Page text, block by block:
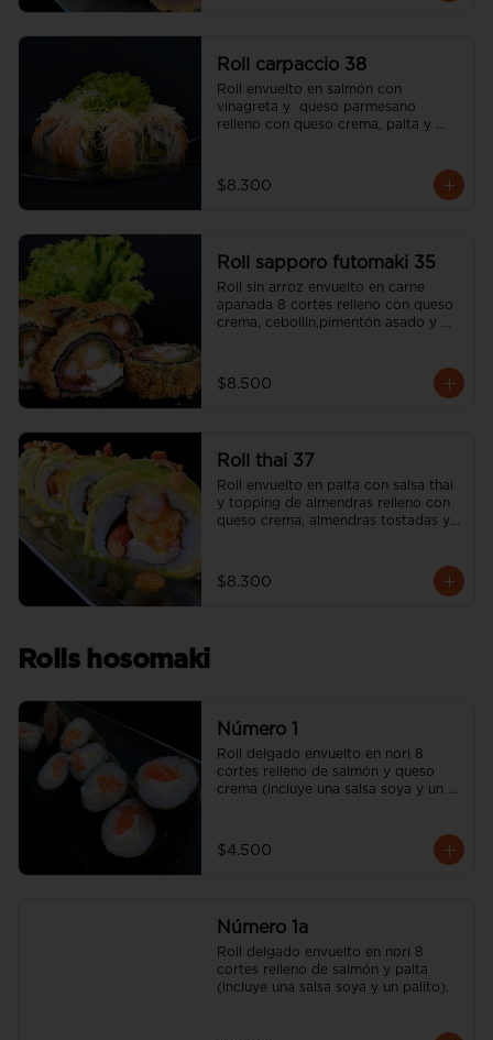
Roll carpaccio 38
Roll envuelto en salmón con
vinagreta y  queso parmesano
relleno con queso crema, palta y
$8.300
Roll sapporo futomaki 35
Roll sin arroz envuelto en carne
apanada 8 cortes relleno con queso
crema, cebollín,pimentón asado y
$8.500
Roll thai 37
Roll envuelto en palta con salsa thai
y topping de almendras relleno con
queso crema, almendras tostadas y
$8.300
Rolls hosomaki
Número 1
Roll delgado envuelto en nori 8
cortes relleno de salmón y queso
crema (incluye una salsa soya y un
$4.500
Número 1a
Roll delgado envuelto en nori 8
cortes relleno de salmón y palta
(incluye una salsa soya y un palito).